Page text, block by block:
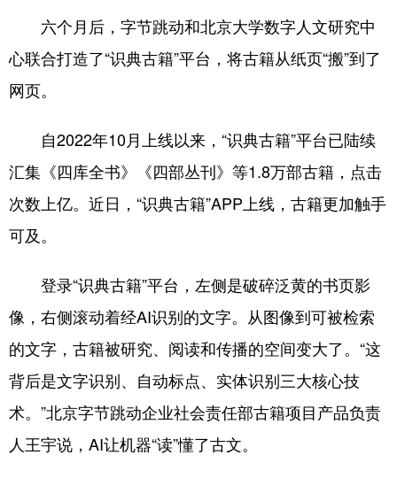
六个月后，字节跳动和北京大学数字人文研究中
心联合打造了“识典古籍”平台，将古籍从纸页“搬”到了
网页。
自2022年10月上线以来，“识典古籍”平台已陆续
汇集《四库全书》《四部丛刊》等1.8万部古籍，点击
次数上亿。近日，“识典古籍”APP上线，古籍更加触手
可及。
登录“识典古籍”平台，左侧是破碎泛黄的书页影
像，右侧滚动着经AI识别的文字。从图像到可被检索
的文字，古籍被研究、阅读和传播的空间变大了。“这
背后是文字识别、自动标点、实体识别三大核心技
术。”北京字节跳动企业社会责任部古籍项目产品负责
人王宇说，AI让机器“读”懂了古文。